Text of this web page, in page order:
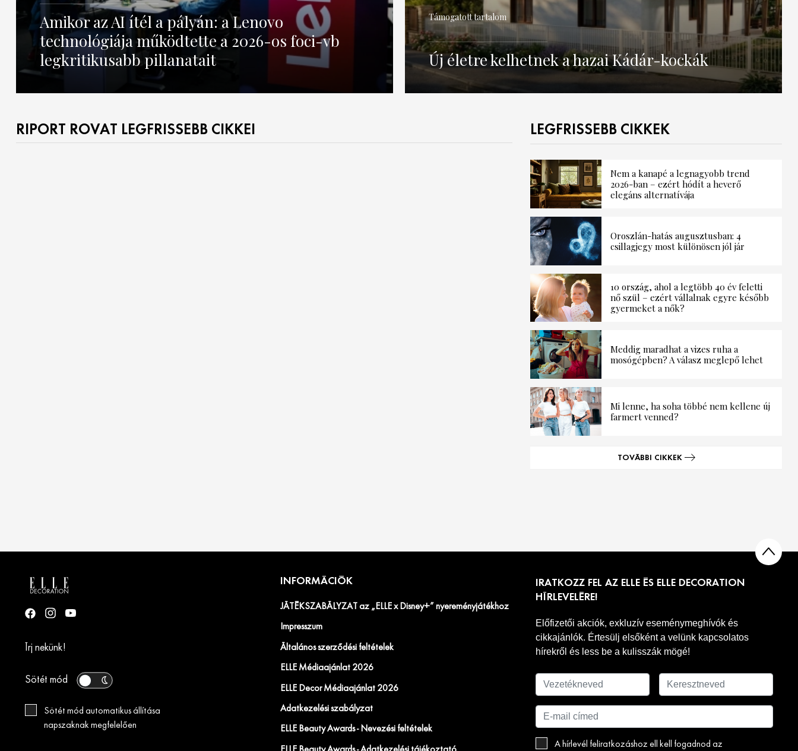
Amikor az AI ítél a pályán: a Lenovo
technológiája működtette a 2026-os foci-vb
legkritikusabb pillanatait
Támogatott tartalom
Új életre kelhetnek a hazai Kádár-kockák
RIPORT ROVAT LEGFRISSEBB CIKKEI LEGFRISSEBB CIKKEK
Nem a kanapé a legnagyobb trend
2026-ban – ezért hódít a heverő
elegáns alternatívája
Oroszlán-hatás augusztusban: 4
csillagjegy most különösen jól jár
10 ország, ahol a legtöbb 40 év feletti
nő szül – ezért vállalnak egyre később
gyermeket a nők?
Meddig maradhat a vizes ruha a
mosógépben? A válasz meglepő lehet
Mi lenne, ha soha többé nem kellene új
farmert venned?
TOVÁBBI CIKKEK
Írj nekünk!
Sötét mód
Sötét mód automatikus állítása
napszaknak megfelelően
INFORMÁCIÓK
JÁTÉKSZABÁLYZAT az „ELLE x Disney+” nyereményjátékhoz
Impresszum
Általános szerződési feltételek
ELLE Médiaajánlat 2026
ELLE Decor Médiaajánlat 2026
Adatkezelési szabályzat
ELLE Beauty Awards - Nevezési feltételek
IRATKOZZ FEL AZ ELLE ÉS ELLE DECORATION
HÍRLEVELÉRE!
Előfizetői akciók, exkluzív eseménymeghívók és
cikkajánlók. Értesülj elsőként a velünk kapcsolatos
hírekről és less be a kulisszák mögé!
A hírlevél feliratkozáshoz ell kell fogadnod az